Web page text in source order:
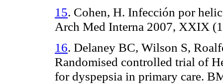
15. Cohen, H. Infección por
Arch Med Interna 2007, XXIX
16. Delaney BC, Wilson S,
Randomised controlled trial of
for dyspepsia in primary care.